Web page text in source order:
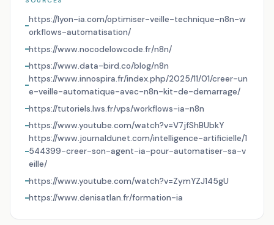
https://lyon-ia.com/optimiser-veille-technique-n8n-w
orkflows-automatisation/
https://www.nocodelowcode.fr/n8n/
https://www.data-bird.co/blog/n8n
https://www.innospira.fr/index.php/2025/11/01/creer-un
e-veille-automatique-avec-n8n-kit-de-demarrage/
https://tutoriels.lws.fr/vps/workflows-ia-n8n
https://www.youtube.com/watch?v=V7jfShBUbkY
https://www.journaldunet.com/intelligence-artificielle/1
544399-creer-son-agent-ia-pour-automatiser-sa-v
eille/
https://www.youtube.com/watch?v=ZymYZJ145gU
https://www.denisatlan.fr/formation-ia